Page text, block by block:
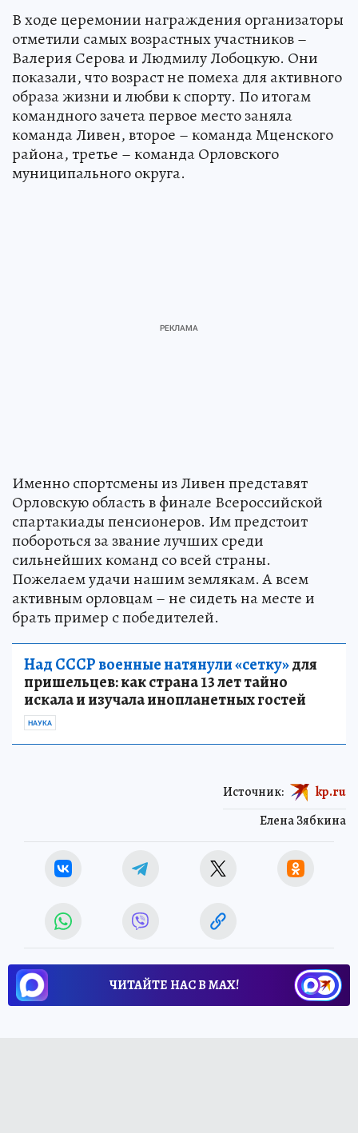
В ходе церемонии награждения организаторы
отметили самых возрастных участников –
Валерия Серова и Людмилу Лобоцкую. Они
показали, что возраст не помеха для активного
образа жизни и любви к спорту. По итогам
командного зачета первое место заняла
команда Ливен, второе – команда Мценского
района, третье – команда Орловского
муниципального округа.
Именно спортсмены из Ливен представят
Орловскую область в финале Всероссийской
спартакиады пенсионеров. Им предстоит
побороться за звание лучших среди
сильнейших команд со всей страны.
Пожелаем удачи нашим землякам. А всем
активным орловцам – не сидеть на месте и
брать пример с победителей.
Над СССР военные натянули «сетку»для
пришельцев: как страна 13 лет тайно
искала и изучала инопланетных гостей
НАУКА
Елена Зябкина
Источник: kp.ru
ЧИТАЙТЕ НАС В МАХ!